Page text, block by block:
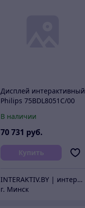
Дисплей интерактивный
Philips 75BDL8051C/00
В наличии
70 731 руб.
Купить
INTERAKTIV.BY | интерактивное оборудование
г. Минск